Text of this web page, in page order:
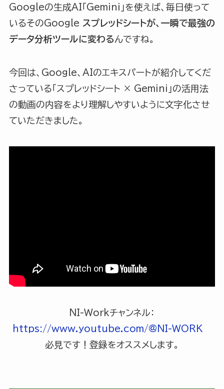
Googleの生成AI「Gemini」を使えば、毎日使って
いるそのGoogle スプレッドシートが、一瞬で最強の
データ分析ツールに変わる んですね。
今回は、Google、AIのエキスパートが紹介してくだ
さっている「スプレッドシート × Gemini」の活用法
の動画の内容をより理解しやすいように文字化させ
ていただきました。
NI-Workチャンネル：
https://www.youtube.com/@NI-WORK
必見です！登録をオススメします。